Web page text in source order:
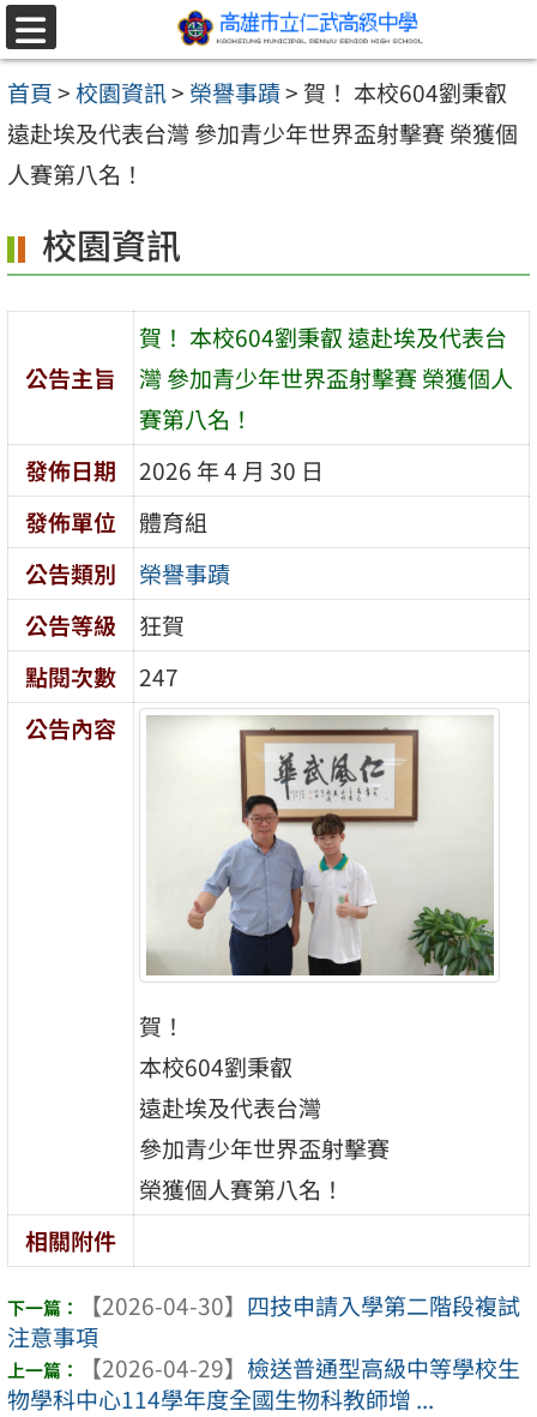
跳至主要內容區
選
單
首頁>校園資訊> 榮譽事蹟> 賀！ 本校604劉秉叡
遠赴埃及代表台灣 參加青少年世界盃射擊賽 榮獲個
人賽第八名！
校園資訊
公告主旨
賀！ 本校604劉秉叡 遠赴埃及代表台
灣 參加青少年世界盃射擊賽 榮獲個人
賽第八名！
發佈日期
2026 年 4 月 30 日
發佈單位
體育組
公告類別
榮譽事蹟
公告等級
狂賀
點閱次數
247
公告內容
賀！
本校604劉秉叡
遠赴埃及代表台灣
參加青少年世界盃射擊賽
榮獲個人賽第八名！
相關附件
【2026-04-30】 四技申請入學第二階段複試
注意事項
【2026-04-29】 檢送普通型高級中等學校生
物學科中心114學年度全國生物科教師增 ...